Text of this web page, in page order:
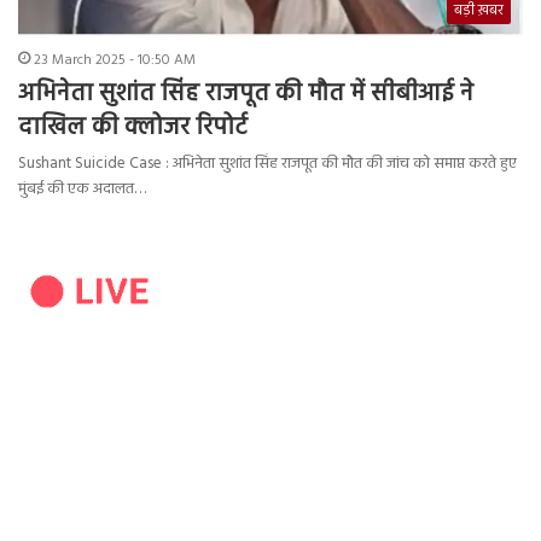
बड़ी ख़बर
23 March 2025 - 10:50 AM
अभिनेता सुशांत सिंह राजपूत की मौत में सीबीआई ने
दाखिल की क्लोजर रिपोर्ट
Sushant Suicide Case : अभिनेता सुशांत सिंह राजपूत की मौत की जांच को समाप्त करते हुए
मुंबई की एक अदालत…